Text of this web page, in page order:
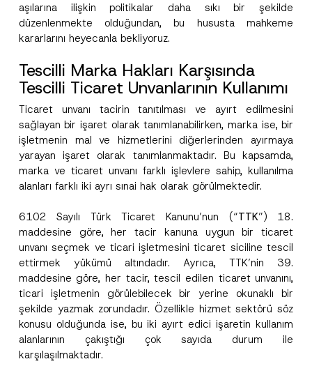
aşılarına ilişkin politikalar daha sıkı bir şekilde
düzenlenmekte olduğundan, bu hususta mahkeme
kararlarını heyecanla bekliyoruz.
Tescilli Marka Hakları Karşısında
Tescilli Ticaret Unvanlarının Kullanımı
Ticaret unvanı tacirin tanıtılması ve ayırt edilmesini
sağlayan bir işaret olarak tanımlanabilirken, marka ise, bir
işletmenin mal ve hizmetlerini diğerlerinden ayırmaya
yarayan işaret olarak tanımlanmaktadır. Bu kapsamda,
marka ve ticaret unvanı farklı işlevlere sahip, kullanılma
alanları farklı iki ayrı sınai hak olarak görülmektedir.
6102 Sayılı Türk Ticaret Kanunu’nun (“TTK”) 18.
maddesine göre, her tacir kanuna uygun bir ticaret
unvanı seçmek ve ticari işletmesini ticaret siciline tescil
ettirmek yükümü altındadır. Ayrıca, TTK’nin 39.
maddesine göre, her tacir, tescil edilen ticaret unvanını,
ticari işletmenin görülebilecek bir yerine okunaklı bir
şekilde yazmak zorundadır. Özellikle hizmet sektörü söz
konusu olduğunda ise, bu iki ayırt edici işaretin kullanım
alanlarının çakıştığı çok sayıda durum ile
karşılaşılmaktadır.